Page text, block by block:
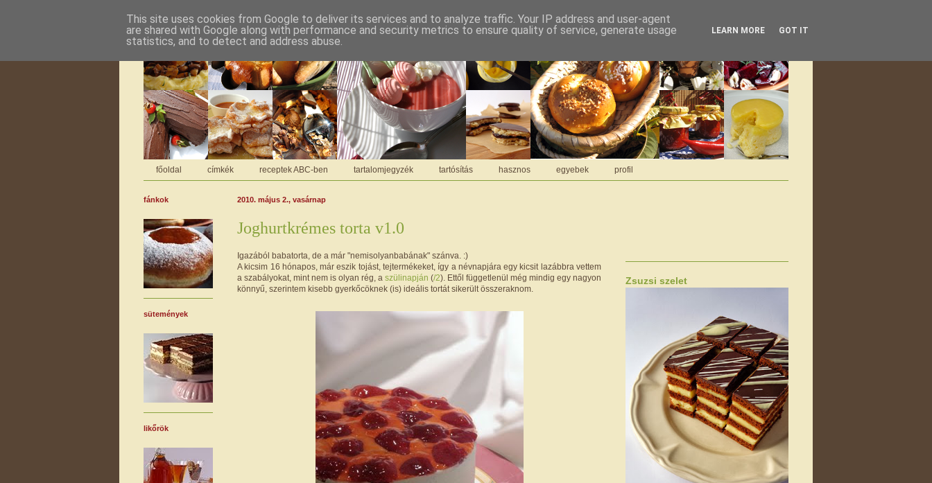
főoldal címkék receptek ABC-ben tartalomjegyzék tartósítás hasznos egyebek profil
2010. május 2., vasárnap
Joghurtkrémes torta v1.0
Igazából babatorta, de a már "nemisolyanbabának" szánva. :)
A kicsim 16 hónapos, már eszik tojást, tejtermékeket, így a névnapjára egy kicsit lazábbra vettem
a szabályokat, mint nem is olyan rég, a szülinapján (/2). Ettől függetlenül még mindig egy nagyon
könnyű, szerintem kisebb gyerkőcöknek (is) ideális tortát sikerült összeraknom.
fánkok
sütemények
likőrök
Zsuzsi szelet
This site uses cookies from Google to deliver its services and to analyze traffic. Your IP address and user-agent
are shared with Google along with performance and security metrics to ensure quality of service, generate usage
statistics, and to detect and address abuse.
LEARN MORE GOT IT